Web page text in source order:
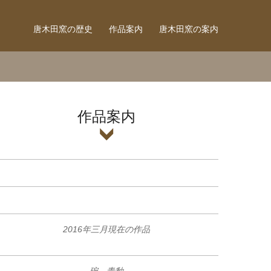
唐木田窯の歴史 作品案内 唐木田窯の案内
作品案内
2016年三月現在の作品